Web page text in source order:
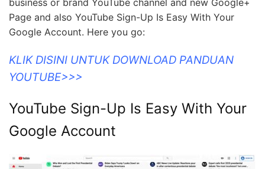
Page and also YouTube Sign-Up Is Easy With Your
Google Account. Here you go:
KLIK DISINI UNTUK DOWNLOAD PANDUAN
YOUTUBE>>>
YouTube Sign-Up Is Easy With Your
Google Account